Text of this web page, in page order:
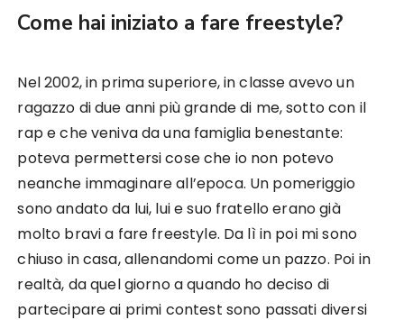
Come hai iniziato a fare freestyle?
Nel 2002, in prima superiore, in classe avevo un
ragazzo di due anni più grande di me, sotto con il
rap e che veniva da una famiglia benestante:
poteva permettersi cose che io non potevo
neanche immaginare all’epoca. Un pomeriggio
sono andato da lui, lui e suo fratello erano già
molto bravi a fare freestyle. Da lì in poi mi sono
chiuso in casa, allenandomi come un pazzo. Poi in
realtà, da quel giorno a quando ho deciso di
partecipare ai primi contest sono passati diversi